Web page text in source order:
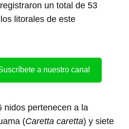
un total de 53
litorales de este
a nuestro canal
nidos pertenecen a la
(Caretta caretta) y siete